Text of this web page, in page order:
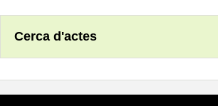
Cerca d'actes